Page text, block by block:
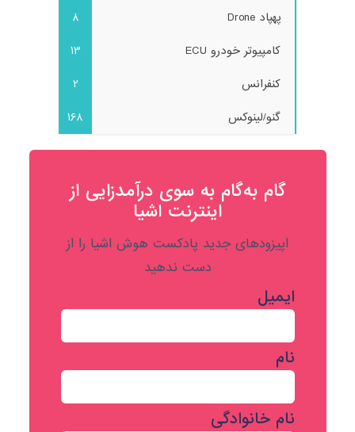
پهپاد Drone
8
کامپیوتر خودرو ECU
13
کنفرانس
2
گنو/لینوکس
168
گام به‌گام به‌ سوی درآمدزایی از
اینترنت اشیا
اپیزودهای جدید پادکست هوش اشیا را از
دست ندهید
ایمیل
نام
نام خانوادگی